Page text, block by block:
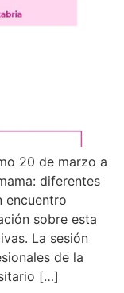
20 de marzo a
diferentes
encuentro
sobre esta
La sesión
de la
[…]